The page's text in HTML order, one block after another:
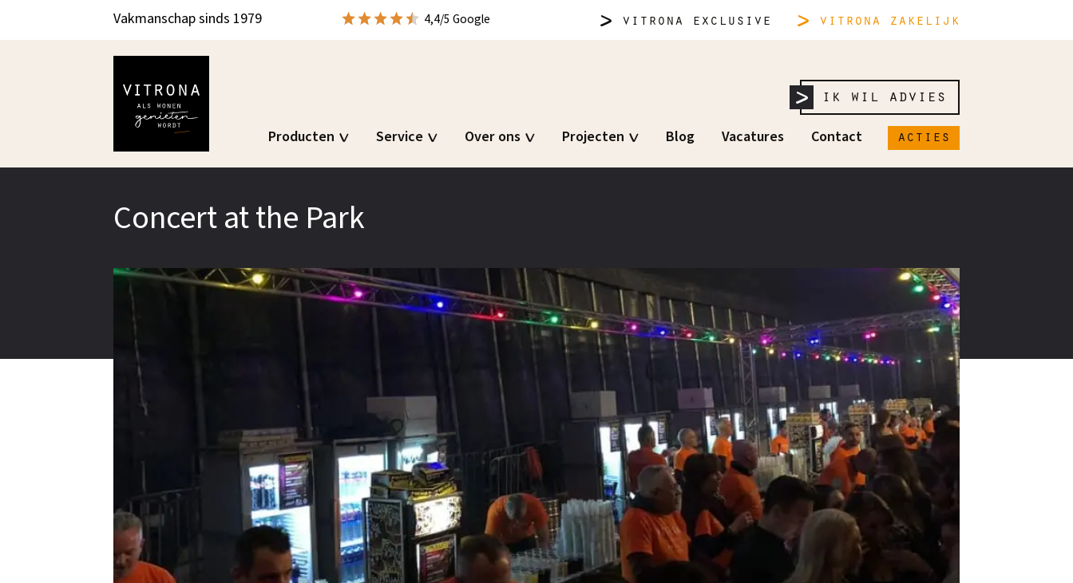
Vakmanschap sinds 1979 4,4/5 Google vitrona exclusive vitrona zakelijk
Producten Service Over ons Projecten Blog Vacatures Contact acties
ik wil advies
Concert at the Park